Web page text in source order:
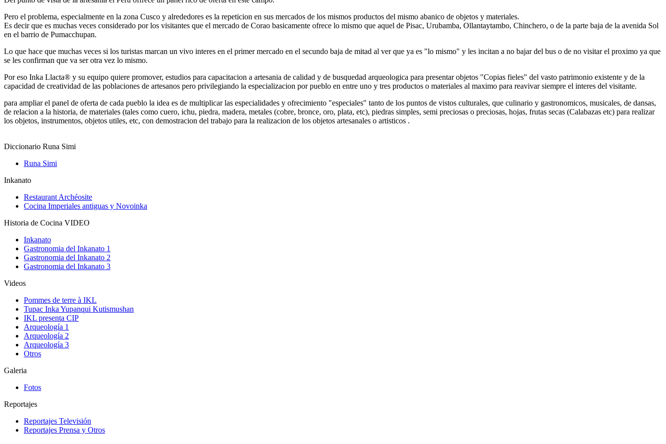
Pero el problema, especialmente en la zona Cusco y alrededores es la repeticion en sus mercados de los mismos productos del mismo abanico de objetos y materiales.
Es decir que es muchas veces considerado por los visitantes que el mercado de Corao basicamente ofrece lo mismo que aquel de Pisac, Urubamba, Ollantaytambo, Chinchero, o de la parte baja de la avenida Sol
en el barrio de Pumacchupan.
Lo que hace que muchas veces si los turistas marcan un vivo interes en el primer mercado en el secundo baja de mitad al ver que ya es "lo mismo" y les incitan a no bajar del bus o de no visitar el proximo ya que
se les confirman que va ser otra vez lo mismo.
Por eso Inka Llacta® y su equipo quiere promover, estudios para capacitacion a artesania de calidad y de busquedad arqueologica para presentar objetos "Copias fieles" del vasto patrimonio existente y de la
capacidad de creatividad de las poblaciones de artesanos pero privilegiando la especializacion por pueblo en entre uno y tres productos o materiales al maximo para reavivar siempre el interes del visitante.
para ampliar el panel de oferta de cada pueblo la idea es de multiplicar las especialidades y ofrecimiento "especiales" tanto de los puntos de vistos culturales, que culinario y gastronomicos, musicales, de dansas,
de relacion a la historia, de materiales (tales como cuero, ichu, piedra, madera, metales (cobre, bronce, oro, plata, etc), piedras simples, semi preciosas o preciosas, hojas, frutas secas (Calabazas etc) para realizar
los objetos, instrumentos, objetos utiles, etc, con demostracion del trabajo para la realizacion de los objetos artesanales o artisticos .
Diccionario Runa Simi
Runa Simi
Inkanato
Restaurant Archéosite
Cocina Imperiales antiguas y Novoinka
Historia de Cocina VIDEO
Inkanato
Gastronomia del Inkanato 1
Gastronomia del Inkanato 2
Gastronomia del Inkanato 3
Videos
Pommes de terre à IKL
Tupac Inka Yupanqui Kutismushan
IKL presenta CIP
Arqueología 1
Arqueología 2
Arqueología 3
Otros
Galeria
Fotos
Reportajes
Reportajes Televisión
Reportajes Prensa y Otros